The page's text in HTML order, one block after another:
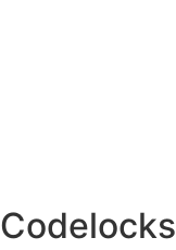
Codelocks